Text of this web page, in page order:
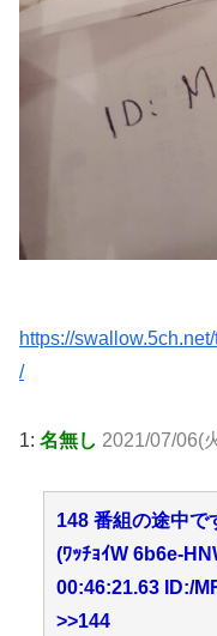
https://
/
1: 名無し 2021/07/06(
148 番組の途中
(ﾜｯﾁｮｲW 6b6e-
00:46:21.63 ID:/
>>144